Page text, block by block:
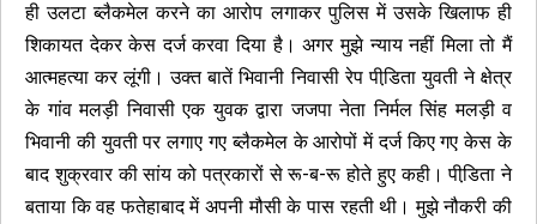
ही उलटा ब्लैकमेल करने का आरोप लगाकर पुलिस में उसके खिलाफ ही
शिकायत देकर केस दर्ज करवा दिया है। अगर मुझे न्याय नहीं मिला तो मैं
आत्महत्या कर लूंगी। उक्त बातें भिवानी निवासी रेप पीडि़ता युवती ने क्षेत्र
के गांव मलड़ी निवासी एक युवक द्वारा जजपा नेता निर्मल सिंह मलड़ी व
भिवानी की युवती पर लगाए गए ब्लैकमेल के आरोपों में दर्ज किए गए केस के
बाद शुक्रवार की सांय को पत्रकारों से रू-ब-रू होते हुए कही। पीडि़ता ने
बताया कि वह फतेहाबाद में अपनी मौसी के पास रहती थी। मुझे नौकरी की